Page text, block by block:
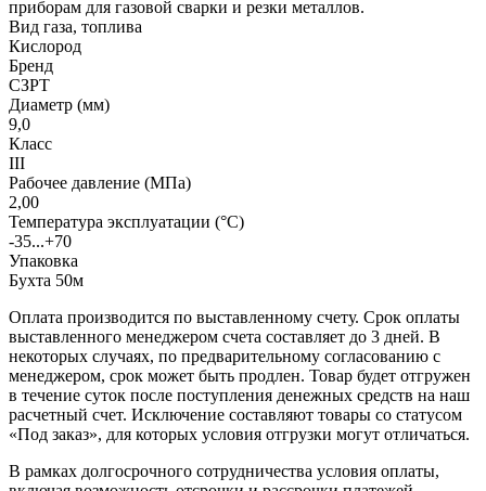
приборам для газовой сварки и резки металлов.
Вид газа, топлива
Кислород
Бренд
СЗРТ
Диаметр (мм)
9,0
Класс
III
Рабочее давление (МПа)
2,00
Температура эксплуатации (°C)
-35...+70
Упаковка
Бухта 50м
Оплата производится по выставленному счету. Срок оплаты
выставленного менеджером счета составляет до 3 дней. В
некоторых случаях, по предварительному согласованию с
менеджером, срок может быть продлен. Товар будет отгружен
в течение суток после поступления денежных средств на наш
расчетный счет. Исключение составляют товары со статусом
«Под заказ», для которых условия отгрузки могут отличаться.
В рамках долгосрочного сотрудничества условия оплаты,